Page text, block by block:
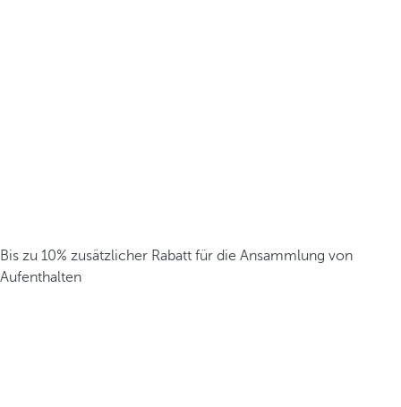
Bis zu 10% zusätzlicher Rabatt für die Ansammlung von
Aufenthalten